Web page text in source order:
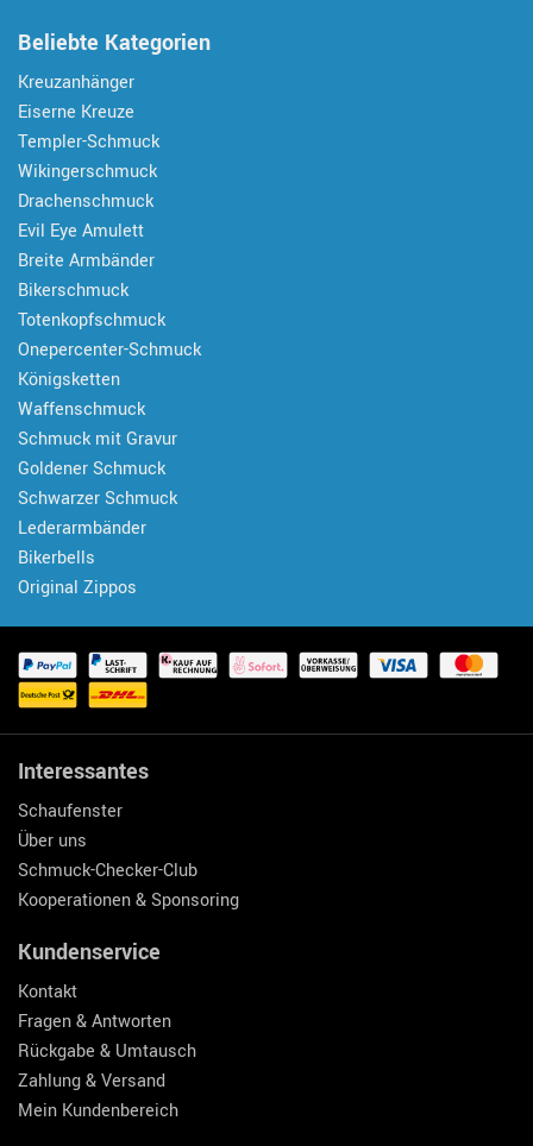
Beliebte Kategorien
Kreuzanhänger
Eiserne Kreuze
Templer-Schmuck
Wikingerschmuck
Drachenschmuck
Evil Eye Amulett
Breite Armbänder
Bikerschmuck
Totenkopfschmuck
Onepercenter-Schmuck
Königsketten
Waffenschmuck
Schmuck mit Gravur
Goldener Schmuck
Schwarzer Schmuck
Lederarmbänder
Bikerbells
Original Zippos
Interessantes
Schaufenster
Über uns
Schmuck-Checker-Club
Kooperationen & Sponsoring
Kundenservice
Kontakt
Fragen & Antworten
Rückgabe & Umtausch
Zahlung & Versand
Mein Kundenbereich